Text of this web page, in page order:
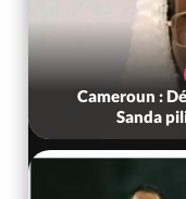
Cameroun :
Sanda